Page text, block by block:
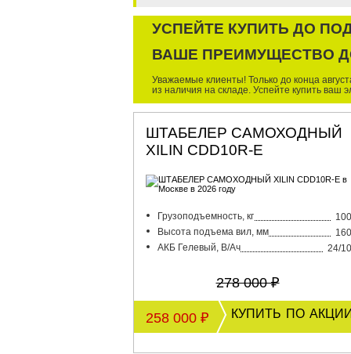
УСПЕЙТЕ КУПИТЬ ДО
ВАШЕ ПРЕИМУЩЕСТВО
Уважаемые клиенты! Только до конца
из наличия на складе. Успейте купить ваш
ШТАБЕЛЕР САМОХОДНЫЙ
XILIN CDD10R-E
Грузоподъемность, кг
Высота подъема вил, мм
АКБ Гелевый, В/Ач
24/
278 000 ₽
258 000 ₽ купить по